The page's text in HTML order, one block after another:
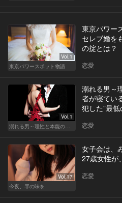
Vol.1
東京パワースポット物語
東京パワー
セレブ婚を
の掟とは？
恋愛
Vol.1
溺れる男～理性と本能のあいだで～
溺れる男～
者が寝てい
犯した”最
恋愛
Vol.17
今夜、罪の味を
女子会は、
27歳女性が
恋愛